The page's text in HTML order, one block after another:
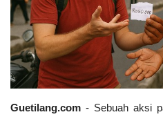
Pekerja Migran Indonesia
Ekonomi
Pendidikan
Guetilang.com - Sebuah aksi